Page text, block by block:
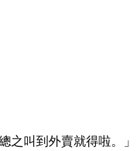
叫到外賣就得啦。」